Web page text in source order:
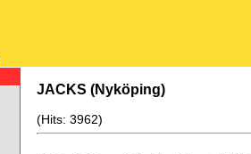
JACKS (Nyköping)
(Hits: 3962)